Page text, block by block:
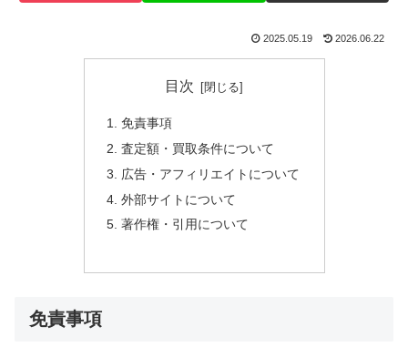
2025.05.19 2026.06.22
目次
免責事項
査定額・買取条件について
広告・アフィリエイトについて
外部サイトについて
著作権・引用について
免責事項